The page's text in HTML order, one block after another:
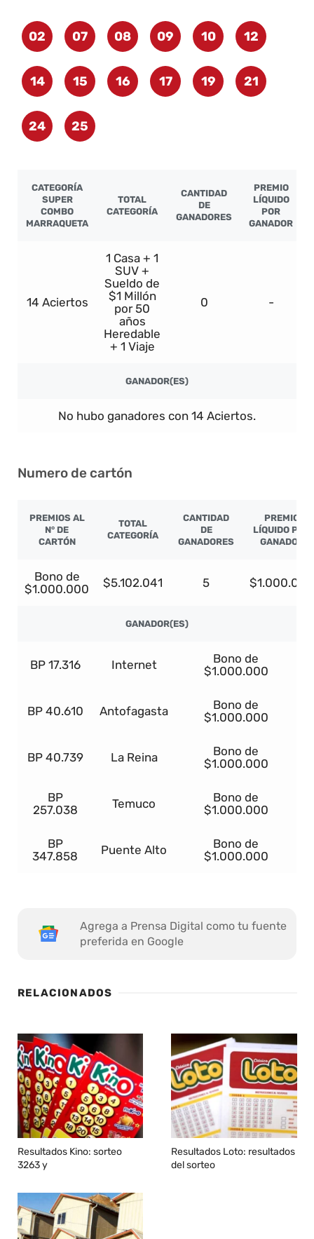
02 07 08 09 10 12
14 15 16 17 19 21
24 25
CATEGORÍA
SUPER
COMBO
MARRAQUETA
TOTAL
CATEGORÍA
CANTIDAD
DE
GANADORES
PREMIO
LÍQUIDO
POR
GANADOR
14 Aciertos
1 Casa + 1
SUV +
Sueldo de
$1 Millón
por 50
años
Heredable
+ 1 Viaje
0 -
GANADOR(ES)
No hubo ganadores con 14 Aciertos.
Numero de cartón
PREMIOS AL
N° DE
CARTÓN
TOTAL
CATEGORÍA
CANTIDAD
DE
GANADORES
PREMIO
LÍQUIDO POR
GANADOR
Bono de
$1.000.000
$5.102.041 5 $1.000.000
GANADOR(ES)
BP 17.316 Internet
Bono de
$1.000.000
BP 40.610 Antofagasta
Bono de
$1.000.000
BP 40.739 La Reina
Bono de
$1.000.000
BP
257.038
Temuco
Bono de
$1.000.000
BP
347.858
Puente Alto
Bono de
$1.000.000
Agrega a Prensa Digital como tu fuente
preferida en Google
RELACIONADOS
Resultados Kino: sorteo
3263 y
Resultados Loto: resultados
del sorteo